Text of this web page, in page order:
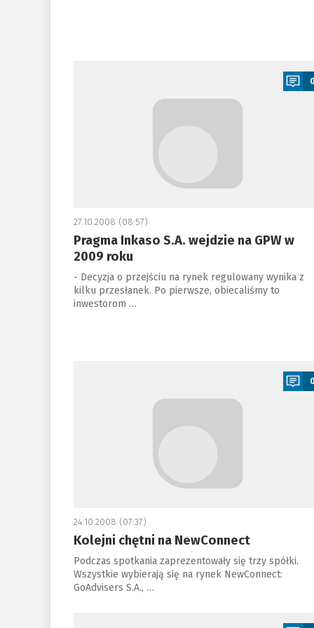
27.10.2008 (08:57)
Pragma Inkaso S.A. wejdzie na GPW w
2009 roku
- Decyzja o przejściu na rynek regulowany wynika z
kilku przesłanek. Po pierwsze, obiecaliśmy to
inwestorom …
24.10.2008 (07:37)
Kolejni chętni na NewConnect
Podczas spotkania zaprezentowały się trzy spółki.
Wszystkie wybierają się na rynek NewConnect:
GoAdvisers S.A., …